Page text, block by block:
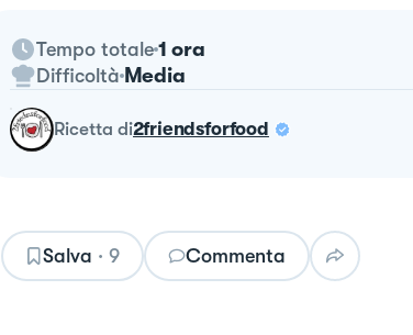
Tempo totale 1 ora
Difficoltà Media
ricetta di2friendsforfood
Salva · 9 Commenta